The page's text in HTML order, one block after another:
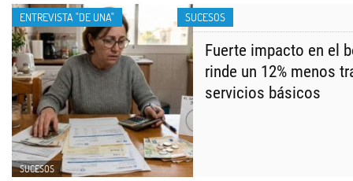
SUCESOS
SUCESOS
Fuerte impacto en el
rinde un 12% menos
servicios básicos
ENTREVISTA "DE UNA"